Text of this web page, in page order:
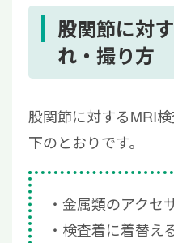
股関節に対
れ・撮り方
股関節に対するMRI
下のとおりです。
金属類のアクセ
検査着に着替え